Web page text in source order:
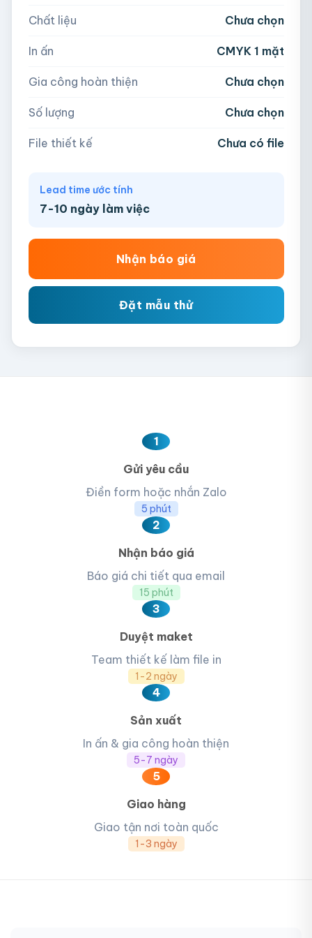
Hoặc nhập số lượng:
− + hộp
AI, PDF, EPS, PSD, PNG, JPG (tối đa 50MB)
Chất liệu Chưa chọn
In ấn CMYK 1 mặt
Gia công hoàn thiện Chưa chọn
Số lượng Chưa chọn
File thiết kế Chưa có file
Lead time ước tính
7-10 ngày làm việc
Nhận báo giá
Đặt mẫu thử
1
Gửi yêu cầu
Điền form hoặc nhắn Zalo
5 phút
2
Nhận báo giá
Báo giá chi tiết qua email
15 phút
3
Duyệt maket
Team thiết kế làm file in
1-2 ngày
4
Sản xuất
In ấn & gia công hoàn thiện
5-7 ngày
5
Giao hàng
Giao tận nơi toàn quốc
1-3 ngày